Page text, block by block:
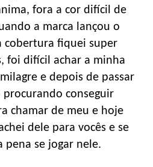
fora a cor difícil de
a marca lançou o
cobertura fiquei super
foi difícil achar a minha
e depois de passar
conseguir
chamar de meu e hoje
dele para vocês e se
pena se jogar nele.